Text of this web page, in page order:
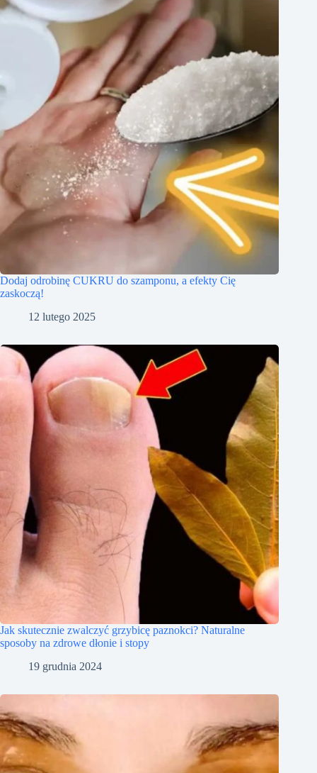
Dodaj odrobinę CUKRU do szamponu, a efekty Cię
zaskoczą!
12 lutego 2025
Jak skutecznie zwalczyć grzybicę paznokci? Naturalne
sposoby na zdrowe dłonie i stopy
19 grudnia 2024